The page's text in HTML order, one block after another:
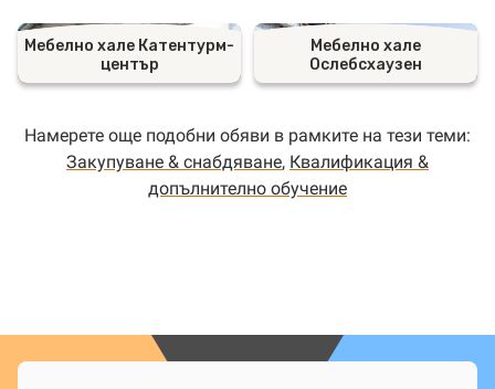
Мебелно хале Катентурм-
център
Мебелно хале
Ослебсхаузен
Намерете още подобни обяви в рамките на тези теми:
Закупуване & снабдяване, Квалификация &
допълнително обучение